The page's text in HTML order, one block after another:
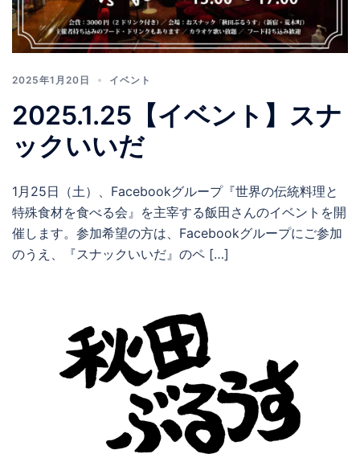
2025年1月20日 イベント
2025.1.25【イベント】スナ
ックいいだ
1月25日（土）、Facebookグループ『世界の伝統料理と
特殊食材を食べる会』を主宰する飯田さんのイベントを開
催します。参加希望の方は、Facebookグループにご参加
のうえ、『スナックいいだ』のペ […]